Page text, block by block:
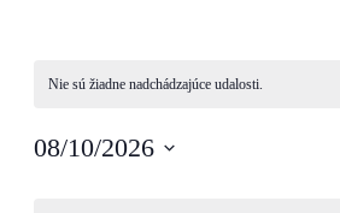
Nie sú žiadne nadchádzajúce udalosti.
08/10/2026